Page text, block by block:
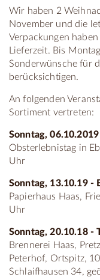
Wir haben 2
November und die
Verpackungen
Lieferzeit. Bis
Sonderwünsche für
berücksichtigen.
An folgenden
Sortiment vertreten:
Sonntag, 06.10.2019
Obsterlebnistag in
Uhr
Sonntag, 13.10.19 -
Papierhaus Haas,
Uhr
Sonntag, 20.10.18 -
Brennerei Haas,
Peterhof, Ortspitz,
Schlaifhausen 34,